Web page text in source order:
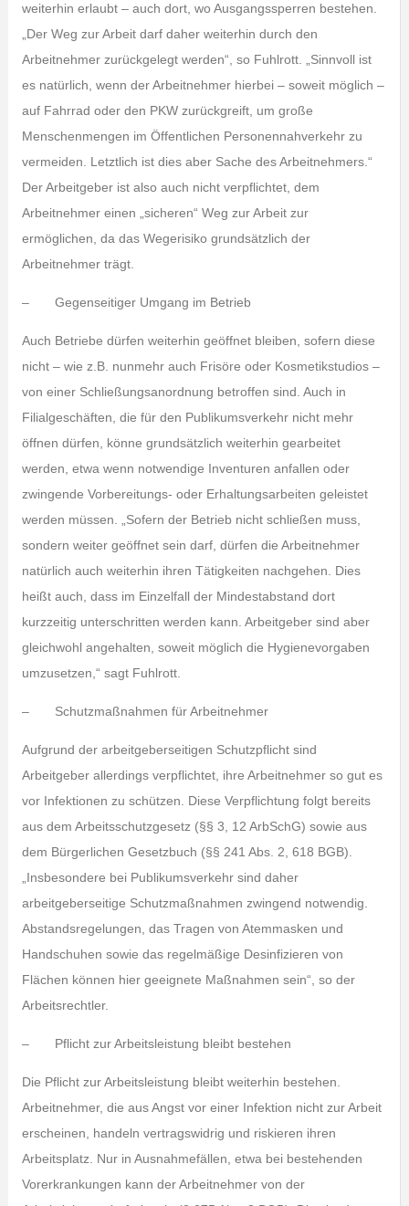
weiterhin erlaubt – auch dort, wo Ausgangssperren bestehen.
„Der Weg zur Arbeit darf daher weiterhin durch den
Arbeitnehmer zurückgelegt werden“, so Fuhlrott. „Sinnvoll ist
es natürlich, wenn der Arbeitnehmer hierbei – soweit möglich –
auf Fahrrad oder den PKW zurückgreift, um große
Menschenmengen im Öffentlichen Personennahverkehr zu
vermeiden. Letztlich ist dies aber Sache des Arbeitnehmers.“
Der Arbeitgeber ist also auch nicht verpflichtet, dem
Arbeitnehmer einen „sicheren“ Weg zur Arbeit zur
ermöglichen, da das Wegerisiko grundsätzlich der
Arbeitnehmer trägt.
– Gegenseitiger Umgang im Betrieb
Auch Betriebe dürfen weiterhin geöffnet bleiben, sofern diese
nicht – wie z.B. nunmehr auch Frisöre oder Kosmetikstudios –
von einer Schließungsanordnung betroffen sind. Auch in
Filialgeschäften, die für den Publikumsverkehr nicht mehr
öffnen dürfen, könne grundsätzlich weiterhin gearbeitet
werden, etwa wenn notwendige Inventuren anfallen oder
zwingende Vorbereitungs- oder Erhaltungsarbeiten geleistet
werden müssen. „Sofern der Betrieb nicht schließen muss,
sondern weiter geöffnet sein darf, dürfen die Arbeitnehmer
natürlich auch weiterhin ihren Tätigkeiten nachgehen. Dies
heißt auch, dass im Einzelfall der Mindestabstand dort
kurzzeitig unterschritten werden kann. Arbeitgeber sind aber
gleichwohl angehalten, soweit möglich die Hygienevorgaben
umzusetzen,“ sagt Fuhlrott.
– Schutzmaßnahmen für Arbeitnehmer
Aufgrund der arbeitgeberseitigen Schutzpflicht sind
Arbeitgeber allerdings verpflichtet, ihre Arbeitnehmer so gut es
vor Infektionen zu schützen. Diese Verpflichtung folgt bereits
aus dem Arbeitsschutzgesetz (§§ 3, 12 ArbSchG) sowie aus
dem Bürgerlichen Gesetzbuch (§§ 241 Abs. 2, 618 BGB).
„Insbesondere bei Publikumsverkehr sind daher
arbeitgeberseitige Schutzmaßnahmen zwingend notwendig.
Abstandsregelungen, das Tragen von Atemmasken und
Handschuhen sowie das regelmäßige Desinfizieren von
Flächen können hier geeignete Maßnahmen sein“, so der
Arbeitsrechtler.
– Pflicht zur Arbeitsleistung bleibt bestehen
Die Pflicht zur Arbeitsleistung bleibt weiterhin bestehen.
Arbeitnehmer, die aus Angst vor einer Infektion nicht zur Arbeit
erscheinen, handeln vertragswidrig und riskieren ihren
Arbeitsplatz. Nur in Ausnahmefällen, etwa bei bestehenden
Vorerkrankungen kann der Arbeitnehmer von der